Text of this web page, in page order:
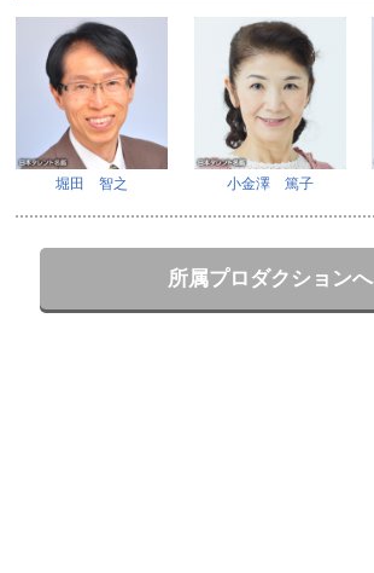
堀田 智之 小金澤 篤子
所属プロダクションへ